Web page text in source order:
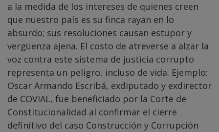
a la medida de los intereses de quienes creen
que nuestro país es su finca rayan en lo
absurdo; sus resoluciones causan estupor y
vergüenza ajena. El costo de atreverse a alzar la
voz contra este sistema de justicia corrupto
representa un peligro, incluso de vida. Ejemplo:
Oscar Armando Escribá, exdiputado y exdirector
de COVIAL, fue beneficiado por la Corte de
Constitucionalidad al confirmar el cierre
definitivo del caso Construcción y Corrupción